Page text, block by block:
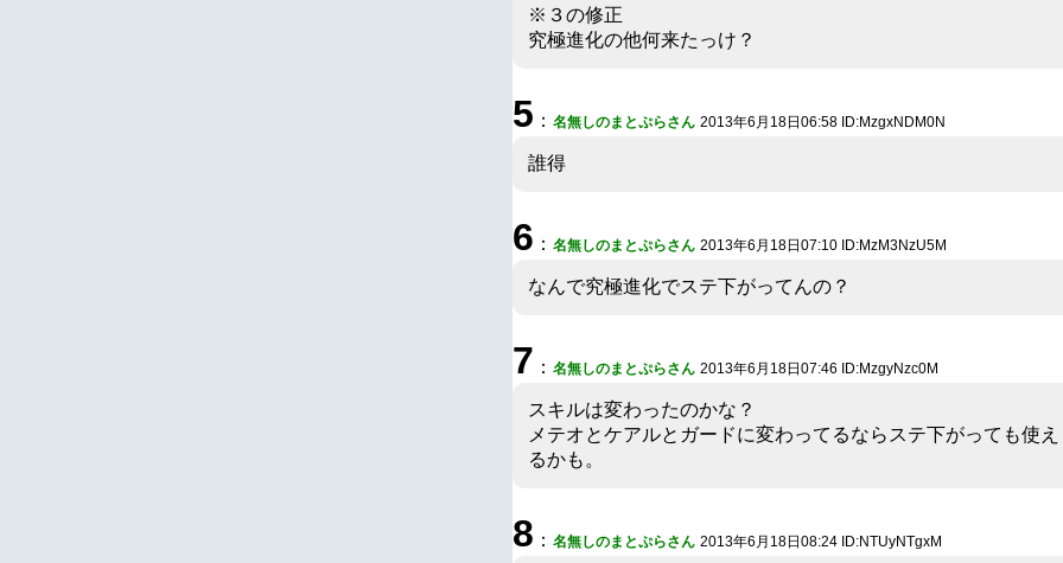
※３の修正
究極進化の他何来たっけ？
5 ： 名無しのまとぷらさん 2013年6月18日06:58 ID:MzgxNDM0N
誰得
6 ： 名無しのまとぷらさん 2013年6月18日07:10 ID:MzM3NzU5M
なんで究極進化でステ下がってんの？
7 ： 名無しのまとぷらさん 2013年6月18日07:46 ID:MzgyNzc0M
スキルは変わったのかな？
メテオとケアルとガードに変わってるならステ下がっても使え
るかも。
8 ： 名無しのまとぷらさん 2013年6月18日08:24 ID:NTUyNTgxM